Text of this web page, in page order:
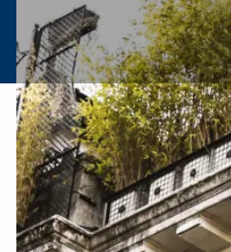
Type
service
Aluminium
Over
dit
Bij Kozijnen